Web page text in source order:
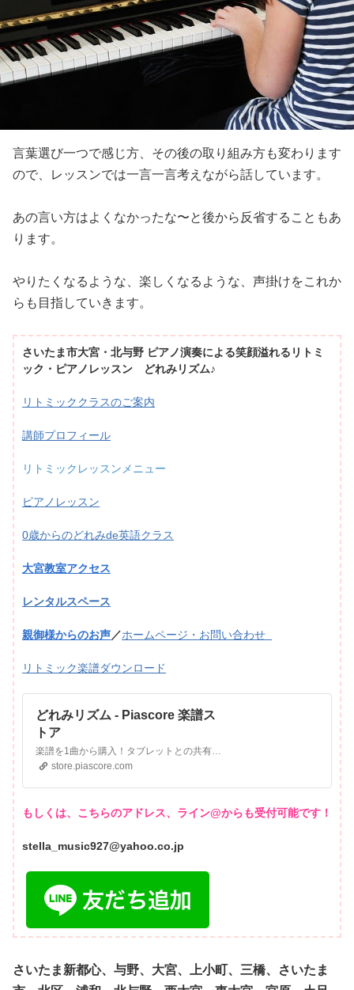
言葉選び一つで感じ方、その後の取り組み方も変わります
ので、レッスンでは一言一言考えながら話しています。
あの言い方はよくなかったな〜と後から反省することもあ
ります。
やりたくなるような、楽しくなるような、声掛けをこれか
らも目指していきます。
さいたま市大宮・北与野 ピアノ演奏による笑顔溢れるリトミ
ック・ピアノレッスン どれみリズム♪
リトミッククラスのご案内
講師プロフィール
リトミックレッスンメニュー
ピアノレッスン
0歳からのどれみde英語クラス
大宮教室アクセス
レンタルスペース
親御様からのお声／ホームページ・お問い合わせ
リトミック楽譜ダウンロード
どれみリズム - Piascore 楽譜ス
トア
store.piascore.com
もしくは、こちらのアドレス、ライン@からも受付可能です！
stella_music927@yahoo.co.jp
さいたま新都心、与野、大宮、上小町、三橋、さいたま